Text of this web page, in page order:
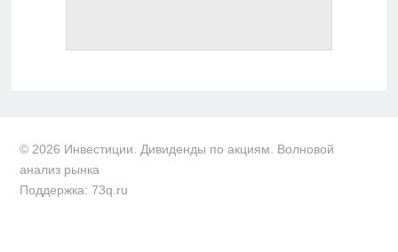
© 2026 Инвестиции. Дивиденды по акциям. Волновой
анализ рынка
Поддержка: 73q.ru